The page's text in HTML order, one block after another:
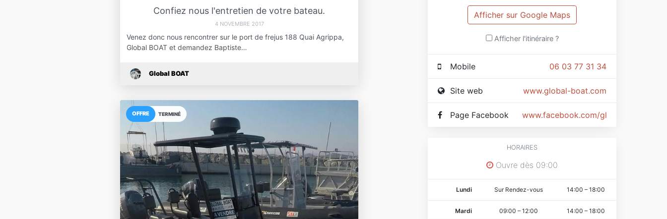
Confiez nous l'entretien de votre bateau.
4 NOVEMBRE 2017
Venez donc nous rencontrer sur le port de frejus 188 Quai Agrippa,
Global BOAT et demandez Baptiste…
Global BOAT
TERMINÉ
OFFRE
Afficher sur Google Maps
Afficher l'itinéraire ?
06 03 77 31 34
Mobile
www.global-boat.com
Site web
www.facebook.com/globalboat/
Page Facebook
HORAIRES
Ouvre dès 09:00
Lundi Sur Rendez-vous 14:00 – 18:00
Mardi 09:00 – 12:00 14:00 – 18:00